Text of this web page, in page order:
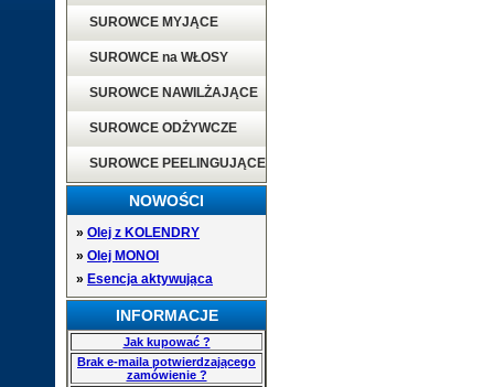
SUROWCE MYJĄCE
SUROWCE na WŁOSY
SUROWCE NAWILŻAJĄCE
SUROWCE ODŻYWCZE
SUROWCE PEELINGUJĄCE
NOWOŚCI
» Olej z KOLENDRY
» Olej MONOI
» Esencja aktywująca
INFORMACJE
Jak kupować ?
Brak e-maila potwierdzającego
zamówienie ?